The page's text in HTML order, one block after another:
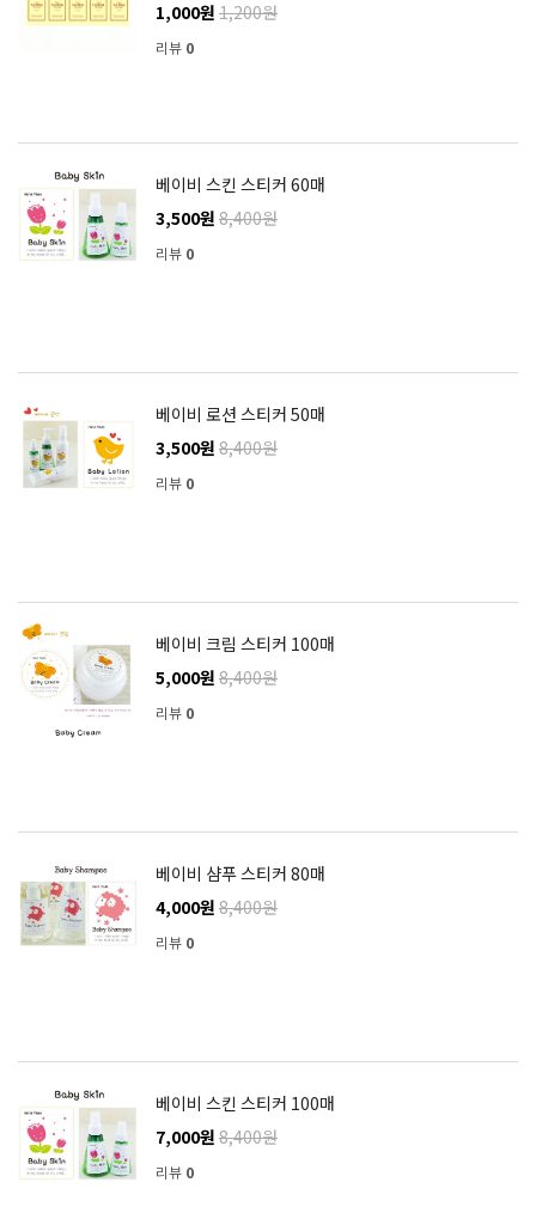
1,000원 1,200원
리뷰 0
베이비 스킨 스티커 60매
3,500원 8,400원
리뷰 0
베이비 로션 스티커 50매
3,500원 8,400원
리뷰 0
베이비 크림 스티커 100매
5,000원 8,400원
리뷰 0
베이비 샴푸 스티커 80매
4,000원 8,400원
리뷰 0
베이비 스킨 스티커 100매
7,000원 8,400원
리뷰 0